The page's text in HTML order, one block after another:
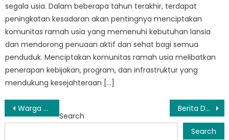
segala usia. Dalam beberapa tahun terakhir, terdapat
peningkatan kesadaran akan pentingnya menciptakan
komunitas ramah usia yang memenuhi kebutuhan lansia
dan mendorong penuaan aktif dan sehat bagi semua
penduduk. Menciptakan komunitas ramah usia melibatkan
penerapan kebijakan, program, dan infrastruktur yang
mendukung kesejahteraan […]
Post
navigation
Warga Puji Program Bansos Tangsel yang Memberikan Dukungan Sangat Dibutuhkan Berita Desa: Mengangkat Suara Kampung di Panggung Nasional
Search
Search